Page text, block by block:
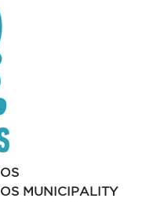
MUNICIPALITY